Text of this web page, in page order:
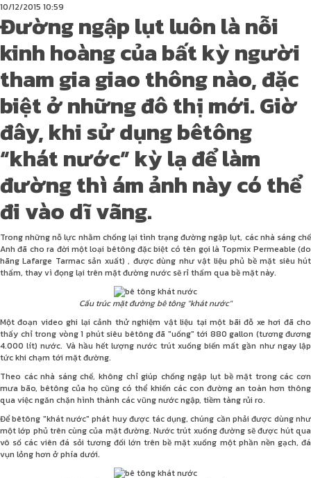
10/12/2015 10:59
Đường ngập lụt luôn là nỗi
kinh hoàng của bất kỳ người
tham gia giao thông nào, đặc
biệt ở những đô thị mới. Giờ
đây, khi sử dụng bêtông
“khát nước” kỳ lạ để làm
đường thì ám ảnh này có thể
đi vào dĩ vãng.
Trong những nỗ lực nhằm chống lại tình trạng đường ngập lụt, các nhà sáng chế
Anh đã cho ra đời một loại bêtông đặc biệt có tên gọi là Topmix Permeable (do
hãng Lafarge Tarmac sản xuất) , được dùng như vật liệu phủ bề mặt siêu hút
thấm, thay vì đọng lại trên mặt đường nước sẽ rỉ thấm qua bề mặt này.
Cấu trúc mặt đường bê tông "khát nước"
Một đoạn video ghi lại cảnh thử nghiệm vật liệu tại một bãi đỗ xe hơi đã cho
thấy chỉ trong vòng 1 phút siêu bêtông đã "uống" tới 880 gallon (tương đương
4.000 lít) nước. Và hầu hết lượng nước trút xuống biến mất gần như ngay lập
tức khi chạm tới mặt đường.
Theo các nhà sáng chế, không chỉ giúp chống ngập lụt bề mặt trong các cơn
mưa bão, bêtông của họ cũng có thể khiến các con đường an toàn hơn thông
qua việc ngăn chặn hình thành các vũng nước ngập, tiềm tàng rủi ro.
Để bêtông "khát nước" phát huy được tác dụng, chúng cần phải được dùng như
một lớp phủ trên cùng của mặt đường. Nước trút xuống đường sẽ được hút qua
vô số các viên đá sỏi tương đối lớn trên bề mặt xuống một phần nền gạch, đá
vụn lỏng hơn ở phía dưới.